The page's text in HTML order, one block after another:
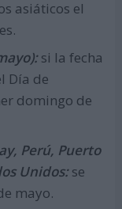
asiáticos el
si la fecha
Día de
domingo de
Perú, Puerto
Unidos:se
mayo.